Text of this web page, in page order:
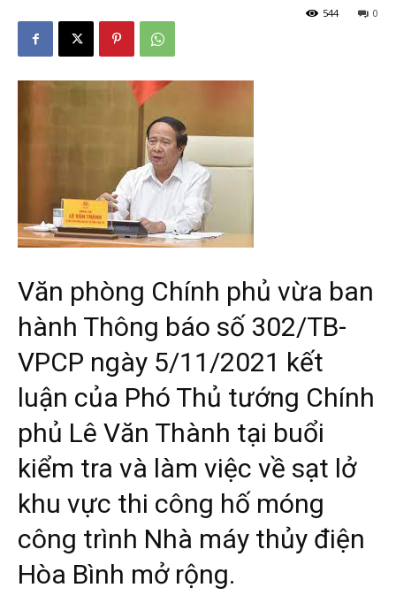
0
544
Văn phòng Chính phủ vừa ban
hành Thông báo số 302/TB-
VPCP ngày 5/11/2021 kết
luận của Phó Thủ tướng Chính
phủ Lê Văn Thành tại buổi
kiểm tra và làm việc về sạt lở
khu vực thi công hố móng
công trình Nhà máy thủy điện
Hòa Bình mở rộng.